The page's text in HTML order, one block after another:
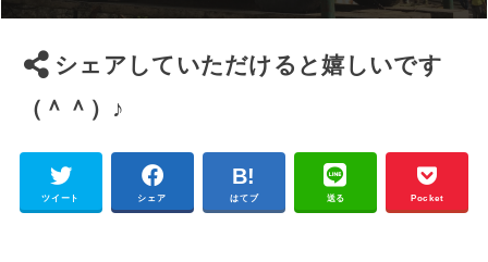
シェアしていただけると嬉しいです
（＾＾）♪
ツイート シェア はてブ 送る Pocket